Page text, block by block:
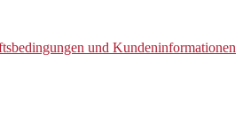
und Kundeninformationen